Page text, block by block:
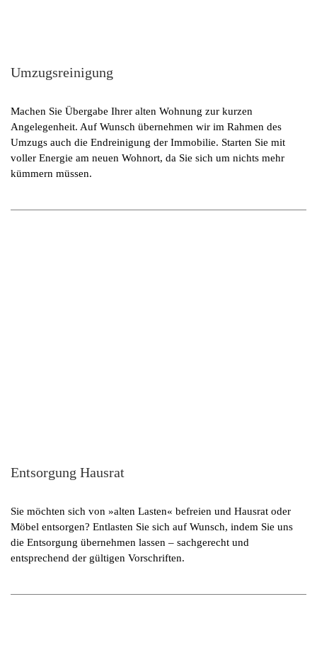
Umzugsreinigung
Machen Sie Übergabe Ihrer alten Wohnung zur kurzen
Angelegenheit. Auf Wunsch übernehmen wir im Rahmen des
Umzugs auch die Endreinigung der Immobilie. Starten Sie mit
voller Energie am neuen Wohnort, da Sie sich um nichts mehr
kümmern müssen.
Entsorgung Hausrat
Sie möchten sich von »alten Lasten« befreien und Hausrat oder
Möbel entsorgen? Entlasten Sie sich auf Wunsch, indem Sie uns
die Entsorgung übernehmen lassen – sachgerecht und
entsprechend der gültigen Vorschriften.